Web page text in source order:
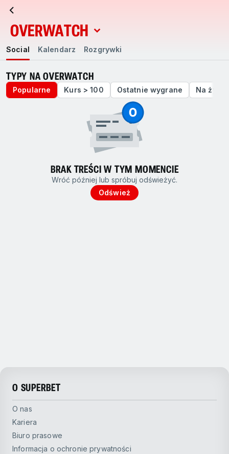
OVERWATCH
Social Kalendarz Rozgrywki
TYPY NA OVERWATCH
Popularne Kurs > 100 Ostatnie wygrane Na żywo
BRAK TREŚCI W TYM MOMENCIE
Wróć później lub spróbuj odświeżyć.
Odśwież
O SUPERBET
O nas
Kariera
Biuro prasowe
Informacja o ochronie prywatności